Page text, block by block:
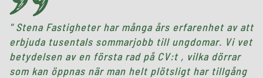
Stena Fastigheter har många års erfarenhet av att
erbjuda tusentals sommarjobb till ungdomar. Vi vet
betydelsen av en första rad på CV:t , vilka dörrar
som kan öppnas när man helt plötsligt har tillgång